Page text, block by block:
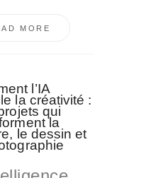
MORE
l’IA
la créativité :
qui
la
le dessin et